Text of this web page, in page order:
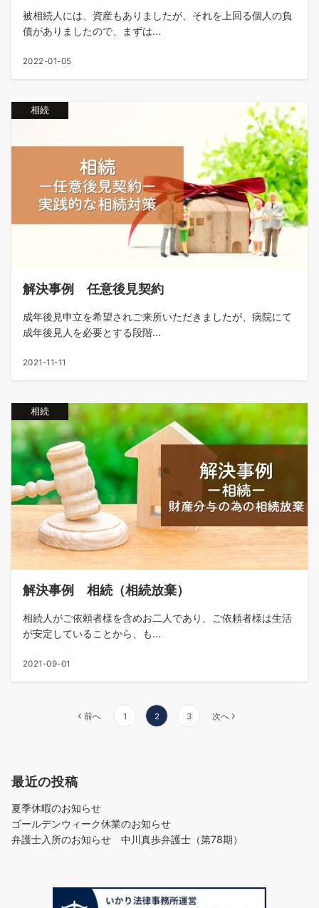
被相続人には、資産もありましたが、それを上回る個人の負
債がありましたので、まずは...
2022-01-05
相続
解決事例 任意後見契約
成年後見申立を希望されご来所いただきましたが、病院にて
成年後見人を必要とする段階...
2021-11-11
相続
解決事例 相続（相続放棄）
相続人がご依頼者様を含めお二人であり、ご依頼者様は生活
が安定していることから、も...
2021-09-01
ー
ジ
送
り
前へ 1 2 3 次へ
最近の投稿
夏季休暇のお知らせ
ゴールデンウィーク休業のお知らせ
弁護士入所のお知らせ 中川真歩弁護士（第78期）